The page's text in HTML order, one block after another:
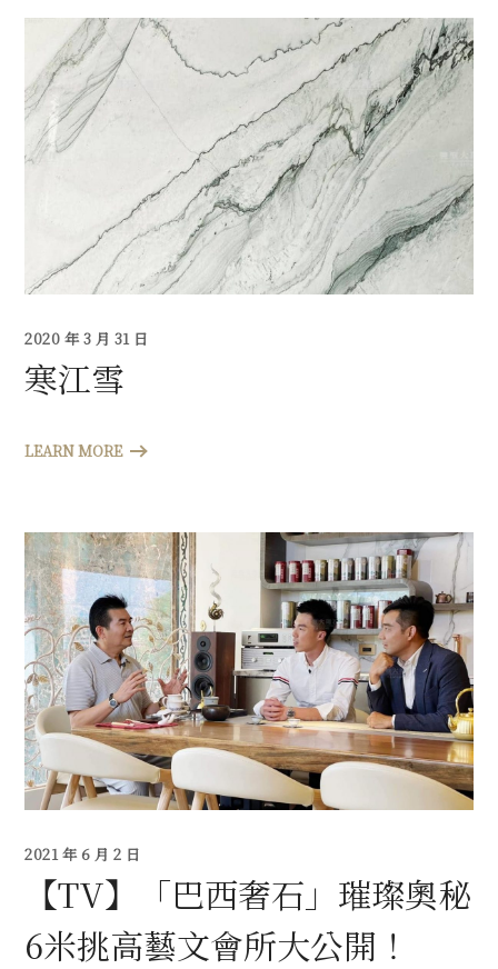
2020 年 3 月 31 日
寒江雪
LEARN MORE
2021 年 6 月 2 日
【TV】「巴西奢石」璀璨奧秘
6米挑高藝文會所大公開！